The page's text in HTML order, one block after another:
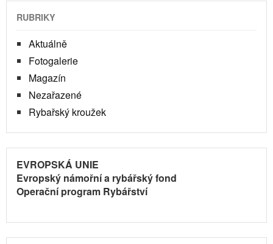
RUBRIKY
Aktuálně
Fotogalerie
Magazín
Nezařazené
Rybařský kroužek
EVROPSKÁ UNIE
Evropský námořní a rybářský fond
Operační program Rybářství